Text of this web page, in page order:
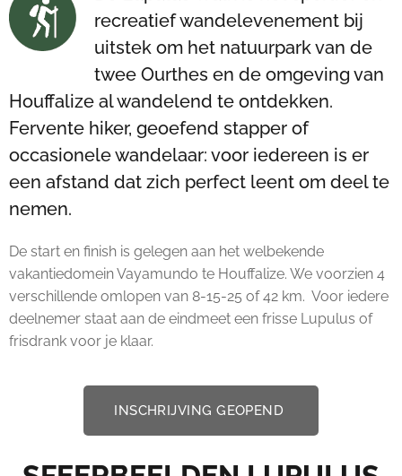
recreatief wandelevenement bij
uitstek om het natuurpark van de
twee Ourthes en de omgeving van
Houffalize al wandelend te ontdekken.
Fervente hiker, geoefend stapper of
occasionele wandelaar: voor iedereen is er
een afstand dat zich perfect leent om deel te
nemen.
De start en finish is gelegen aan het welbekende
vakantiedomein Vayamundo te Houffalize. We voorzien 4
verschillende omlopen van 8-15-25 of 42 km. Voor iedere
deelnemer staat aan de eindmeet een frisse Lupulus of
frisdrank voor je klaar.
INSCHRIJVING GEOPEND